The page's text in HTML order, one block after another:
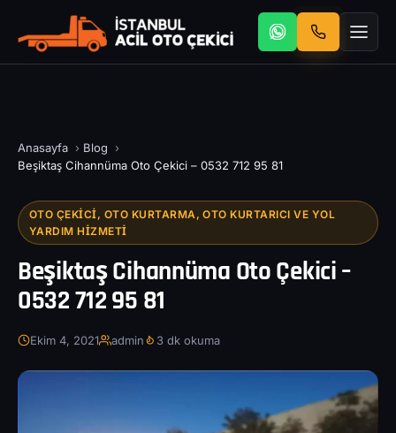
Anasayfa › Blog
›
Beşiktaş Cihannüma Oto Çekici – 0532 712 95 81
OTO ÇEKICI, OTO KURTARMA, OTO KURTARICI VE YOL
YARDIM HIZMETI
Beşiktaş Cihannüma Oto Çekici –
0532 712 95 81
Ekim 4, 2021 admin 3 dk okuma